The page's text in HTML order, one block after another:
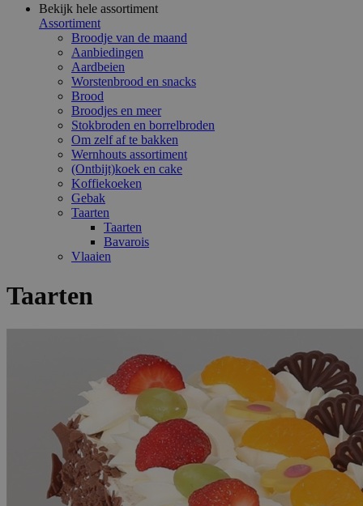
Bekijk hele assortiment
Assortiment
Broodje van de maand
Aanbiedingen
Aardbeien
Worstenbrood en snacks
Brood
Broodjes en meer
Stokbroden en borrelbroden
Om zelf af te bakken
Wernhouts assortiment
(Ontbijt)koek en cake
Koffiekoeken
Gebak
Taarten
Taarten
Bavarois
Vlaaien
Taarten